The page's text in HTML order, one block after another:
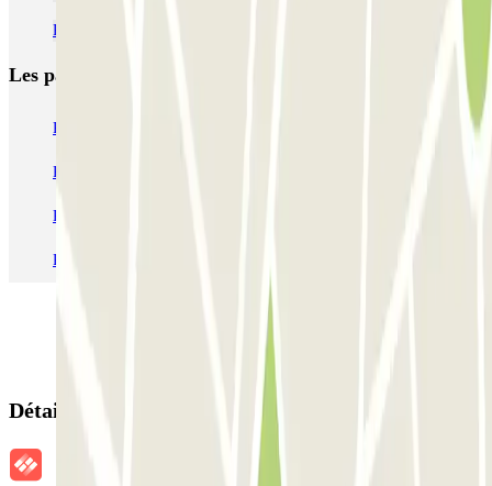
Parking salon Viva Technology
Les parkings les
Parking Paris
Parking Charles de Gaulle - Roissy Aeroport
Parking Aéroport Roland Garros La Réunion P4 Longue Durée
Parking Aéroport Barcelone
Détails de la réservation